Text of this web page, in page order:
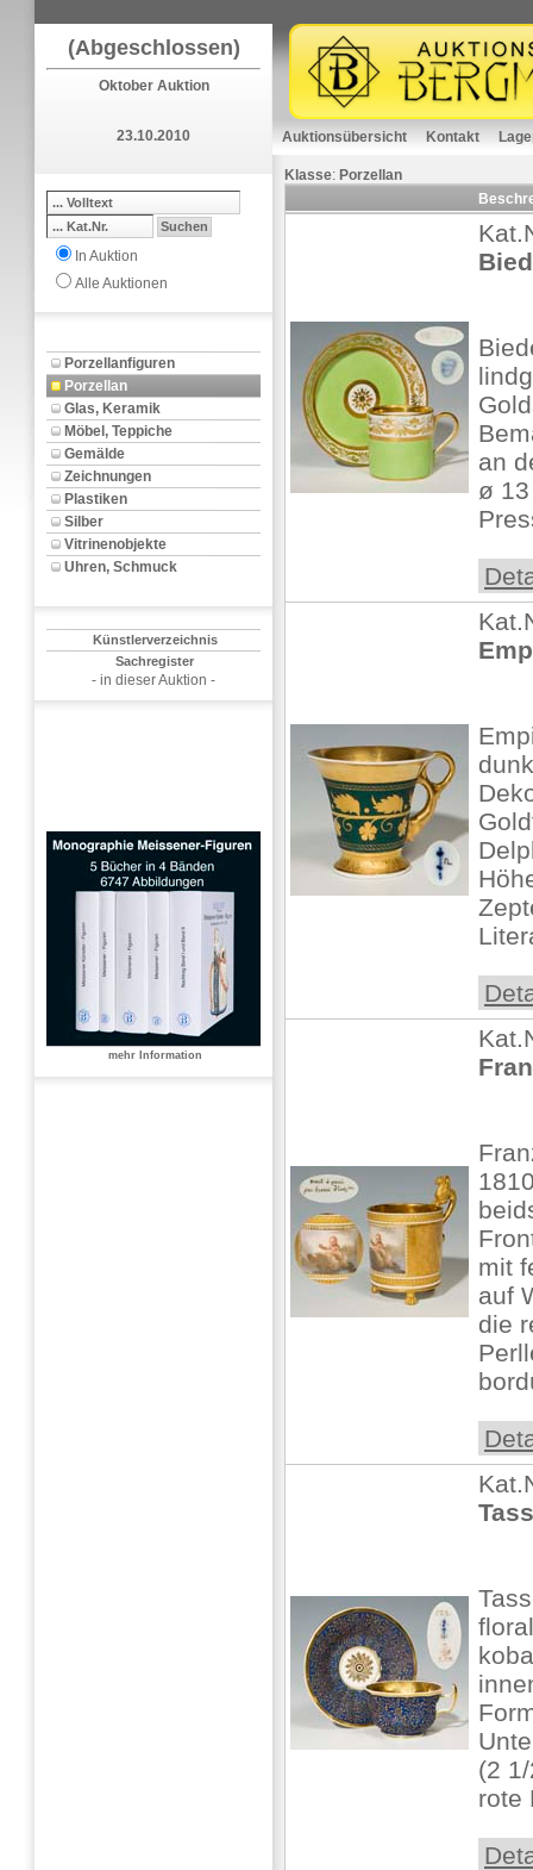
(Abgeschlossen)
Oktober Auktion
23.10.2010
In Auktion
Alle Auktionen
Porzellanfiguren
Porzellan
Glas, Keramik
Möbel, Teppiche
Gemälde
Zeichnungen
Plastiken
Silber
Vitrinenobjekte
Uhren, Schmuck
Künstlerverzeichnis
Sachregister
- in dieser Auktion -
mehr Information
Auktionsübersicht Kontakt
Klasse: Porzellan
an
ø
mit
auf
die
(2
rote